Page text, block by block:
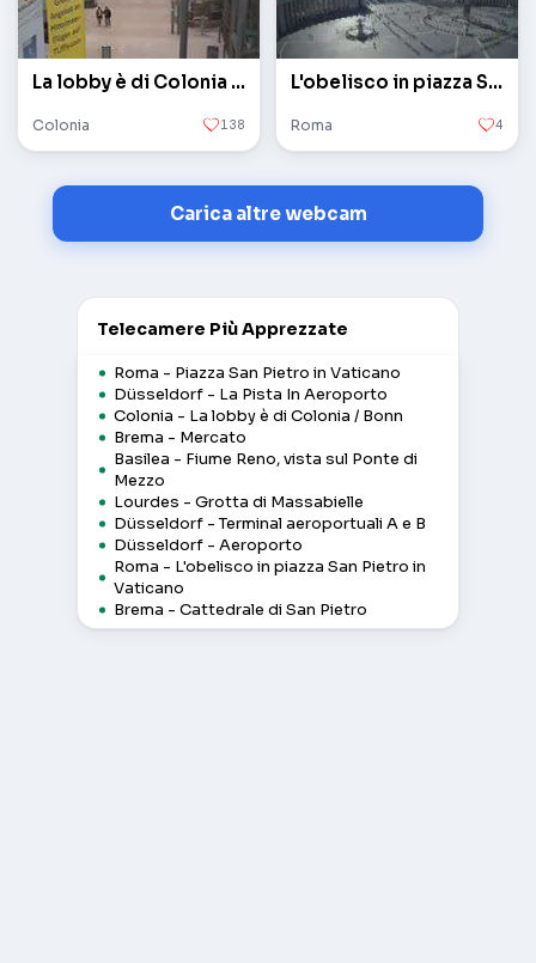
La lobby è di Colonia / Bonn
Colonia 138
L'obelisco in piazza San Pietro in Vaticano
Roma 4
Carica altre webcam
Telecamere Più Apprezzate
Roma - Piazza San Pietro in Vaticano
Düsseldorf - La Pista In Aeroporto
Colonia - La lobby è di Colonia / Bonn
Brema - Mercato
Basilea - Fiume Reno, vista sul Ponte di
Mezzo
Lourdes - Grotta di Massabielle
Düsseldorf - Terminal aeroportuali A e B
Düsseldorf - Aeroporto
Roma - L'obelisco in piazza San Pietro in
Vaticano
Brema - Cattedrale di San Pietro